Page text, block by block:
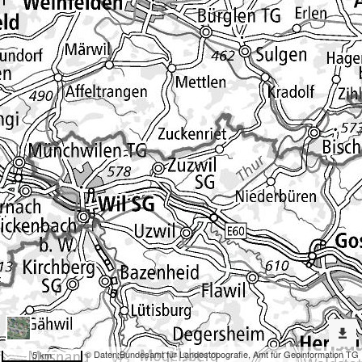
© Daten:Bundesamt für Landestopografie, Amt für Geoinformation TG
5 km
Erweiterte
Werkzeuge
Denkmalpflege
Dargestellte
Karten
Abgebrochene Bauwerke ohne Geometrie
Nach
weiteren
Karten
suchen?
Konfiguration